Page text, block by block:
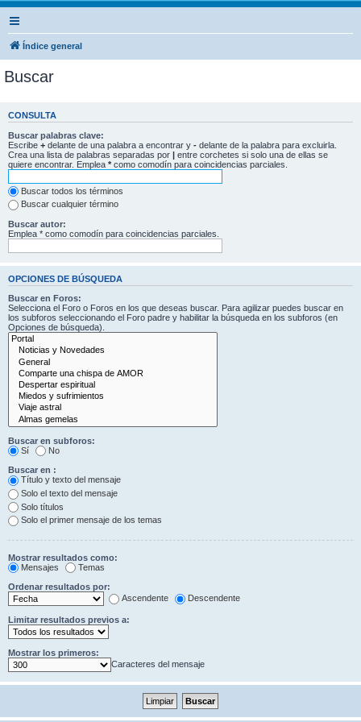
Índice general
Buscar
CONSULTA
Buscar palabras clave:
Escribe + delante de una palabra a encontrar y - delante de la palabra para excluirla.
Crea una lista de palabras separadas por | entre corchetes si solo una de ellas se
quiere encontrar. Emplea * como comodín para coincidencias parciales.
Buscar todos los términos
Buscar cualquier término
Buscar autor:
Emplea * como comodín para coincidencias parciales.
OPCIONES DE BÚSQUEDA
Buscar en Foros:
Selecciona el Foro o Foros en los que deseas buscar. Para agilizar puedes buscar en
los subforos seleccionando el Foro padre y habilitar la búsqueda en los subforos (en
Opciones de búsqueda).
Buscar en subforos:
Sí
No
Buscar en :
Título y texto del mensaje
Solo el texto del mensaje
Solo títulos
Solo el primer mensaje de los temas
Mostrar resultados como:
Mensajes
Temas
Ordenar resultados por:
Ascendente
Descendente
Limitar resultados previos a:
Mostrar los primeros:
Caracteres del mensaje